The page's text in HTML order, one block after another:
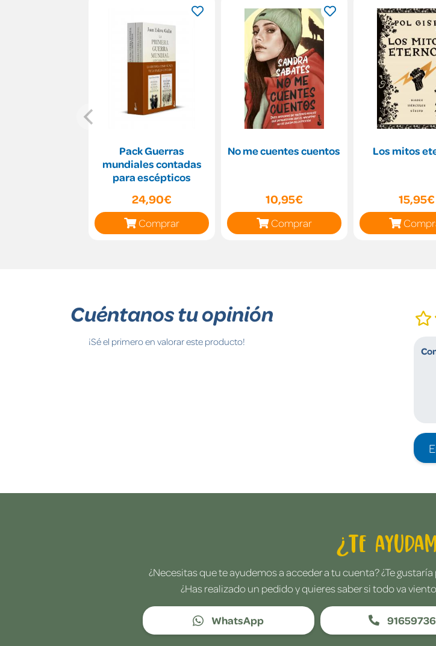
Pack Guerras
mundiales contadas
para escépticos
24,90€
Comprar
No me cuentes cuentos
10,95€
Comprar
Los mitos
15,95€
Cuéntanos tu opinión
¡Sé el primero en valorar este producto!
¿Te
¿Necesitas que te ayudemos a acceder a tu cuenta? ¿Te
¿Has realizado un pedido y quieres saber si todo va
WhatsApp